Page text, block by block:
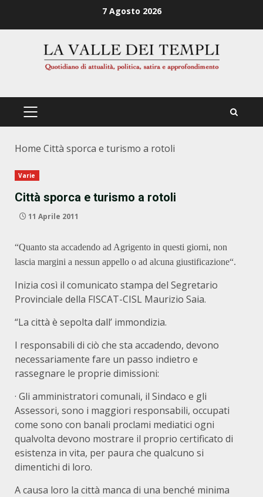
7 Agosto 2026
PRIMÄRES
Home Città sporca e turismo a rotoli
Varie
Città sporca e turismo a rotoli
11 Aprile 2011
“Quanto sta accadendo ad Agrigento in questi giorni, non
lascia margini a nessun appello o ad alcuna giustificazione“.
Inizia così il comunicato stampa del Segretario
Provinciale della FISCAT-CISL Maurizio Saia.
“La città è sepolta dall’ immondizia.
I responsabili di ciò che sta accadendo, devono
necessariamente fare un passo indietro e
rassegnare le proprie dimissioni:
· Gli amministratori comunali, il Sindaco e gli
Assessori, sono i maggiori responsabili, occupati
come sono con banali proclami mediatici ogni
qualvolta devono mostrare il proprio certificato di
esistenza in vita, per paura che qualcuno si
dimentichi di loro.
A causa loro la città manca di una benché minima